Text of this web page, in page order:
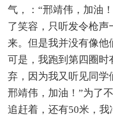
气，：“邢靖伟，加油
了笑容，只听发令枪声
来。但是我并没有像他
可是，我跑到第四圈
弃，因为我又听见同学
邢靖伟，加油！”为了
追赶着，还有50米，